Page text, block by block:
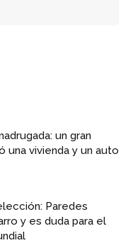
un gran
una vivienda y un auto
Paredes
y es duda para el